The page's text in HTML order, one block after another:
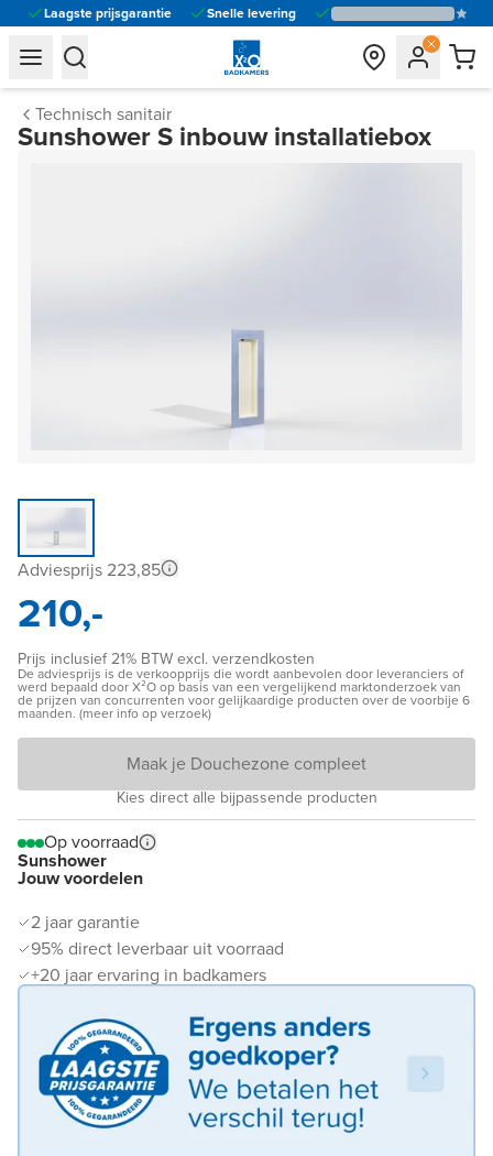
Laagste prijsgarantie Snelle levering
general.navigation.toggle_menu.label
general.navigation.toggle_menu.label
Technisch sanitair
Sunshower S inbouw installatiebox
Sunshower
Jouw voordelen
2 jaar garantie
95% direct leverbaar uit voorraad
+20 jaar ervaring in badkamers
Adviesprijs 223,85
210,-
Prijs inclusief 21% BTW excl. verzendkosten
De adviesprijs is de verkoopprijs die wordt aanbevolen door leveranciers of
werd bepaald door X²O op basis van een vergelijkend marktonderzoek van
de prijzen van concurrenten voor gelijkaardige producten over de voorbije 6
maanden. (meer info op verzoek)
Maak je Douchezone compleet
Kies direct alle bijpassende producten
Op voorraad